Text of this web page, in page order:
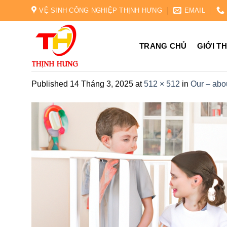
VỆ SINH CÔNG NGHIỆP THỊNH HƯNG EMAIL
TRANG CHỦ GIỚI
Published 14 Tháng 3, 2025 at512 × 512 in Our –